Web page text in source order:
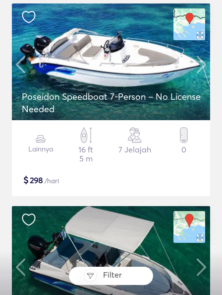
Filter
Poseidon Speedboat 7-Person – No License
Needed
Lainnya
16 ft
5 m
7 Jelajah 0
$298 /hari